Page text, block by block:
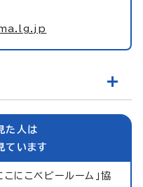
た人は
ています
にこベビールーム」協